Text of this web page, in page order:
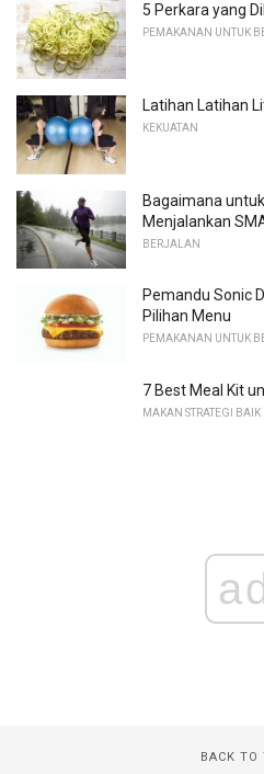
5 Perkara yang
PEMAKANAN UNTUK
Latihan Latihan
KEKUATAN
Bagaimana
Menjalankan
BERJALAN
Pemandu Sonic
Pilihan Menu
PEMAKANAN UNTUK
7 Best Meal Kit
MAKAN STRATEGI BAIK
BACK TO